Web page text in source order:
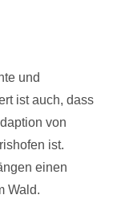
und
ist auch, dass
von
ist.
einen
Wald.